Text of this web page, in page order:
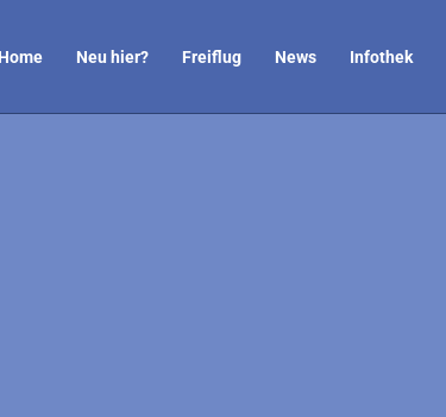
Neu hier? Freiflug News Infothek